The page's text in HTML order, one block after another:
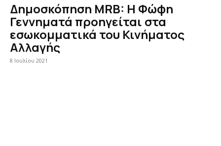
Δημοσκόπηση MRB: Η Φώφη
Γεννηματά προηγείται στα
εσωκομματικά του Κινήματος
Αλλαγής
8 Ιουλίου 2021